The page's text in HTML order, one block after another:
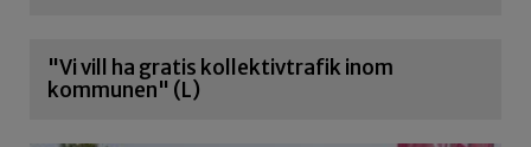
"Vi vill ha gratis kollektivtrafik inom
kommunen" (L)